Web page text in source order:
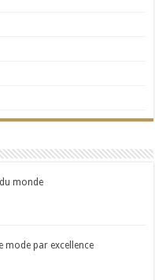
monde
mode par excellence